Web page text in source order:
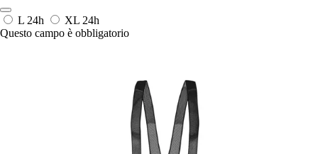
L 24h XL 24h
Questo campo è obbligatorio